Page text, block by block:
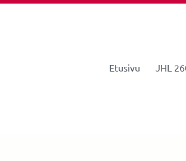
Etusivu JHL